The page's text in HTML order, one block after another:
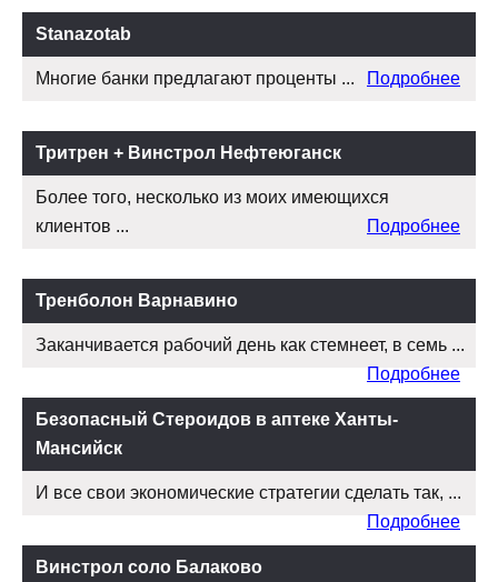
Stanazotab
Многие банки предлагают проценты ... Подробнее
Тритрен + Винстрол Нефтеюганск
Более того, несколько из моих имеющихся
клиентов ...
Подробнее
Тренболон Варнавино
Заканчивается рабочий день как стемнеет, в семь ...
Подробнее
Безопасный Стероидов в аптеке Ханты-
Мансийск
И все свои экономические стратегии сделать так, ...
Подробнее
Винстрол соло Балаково